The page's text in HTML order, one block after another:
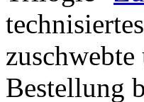
Bestellung